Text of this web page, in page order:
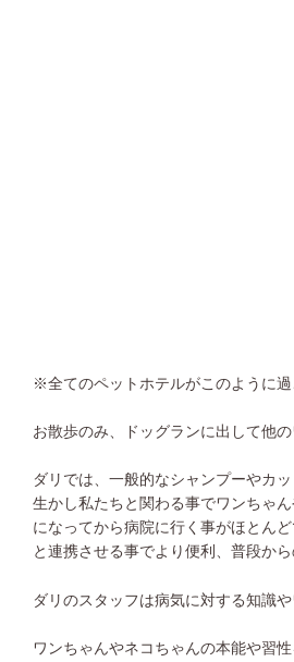
※全てのペットホテルがこのように
お散歩のみ、ドッグランに出して他
ダリでは、一般的なシャンプーやカ
生かし私たちと関わる事でワンちゃ
になってから病院に行く事がほとん
と連携させる事でより便利、普段か
ダリのスタッフは病気に対する知識
ワンちゃんやネコちゃんの本能や習